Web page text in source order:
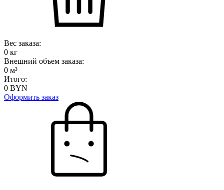
Вес заказа:
0 кг
Внешний объем заказа:
0 м³
Итого:
0 BYN
Оформить заказ